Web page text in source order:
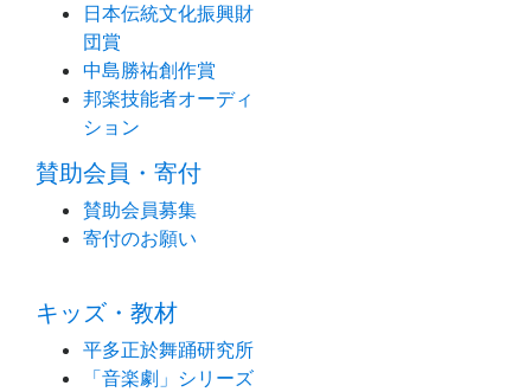
日本伝統文化振興財
団賞
中島勝祐創作賞
邦楽技能者オーディ
ション
賛助会員・寄付
賛助会員募集
寄付のお願い
キッズ・教材
平多正於舞踊研究所
「音楽劇」シリーズ